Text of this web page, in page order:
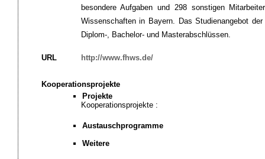
besondere Aufgaben und 298 sonstigen
Wissenschaften in Bayern. Das Studienangebot
Diplom-, Bachelor- und Masterabschlüssen.
URL http://www.fhws.de/
Kooperationsprojekte
Projekte
Kooperationsprojekte :
Austauschprogramme
Weitere